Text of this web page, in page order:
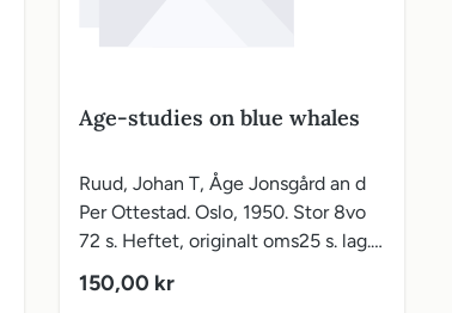
Age-studies on blue whales
Ruud, Johan T, Åge Jonsgård an d
Per Ottestad. Oslo, 1950. Stor 8vo
72 s. Heftet, originalt oms25 s. lag..
results of marine biological
Vanlig pris:
150,00 kr